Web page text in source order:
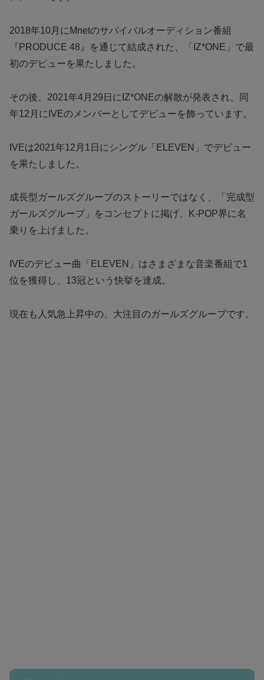
2018年10月にMnetのサバイバルオーディション番組
『PRODUCE 48』を通じて結成された、「IZ*ONE」で最
初のデビューを果たしました。
その後、2021年4月29日にIZ*ONEの解散が発表され、同
年12月にIVEのメンバーとしてデビューを飾っています。
IVEは2021年12月1日にシングル「ELEVEN」でデビュー
を果たしました。
成長型ガールズグループのストーリーではなく、「完成型
ガールズグループ」をコンセプトに掲げ、K-POP界に名
乗りを上げました。
IVEのデビュー曲「ELEVEN」はさまざまな音楽番組で1
位を獲得し、13冠という快挙を達成。
現在も人気急上昇中の、大注目のガールズグループです。